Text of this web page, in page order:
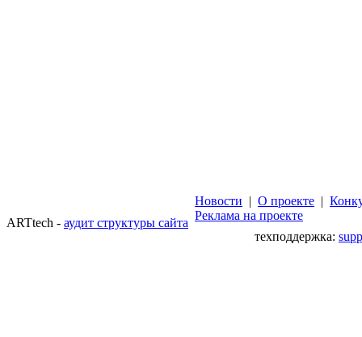
ARTtech - аудит структуры сайта
Новости | О проекте |
Реклама на проекте
техподдержка: